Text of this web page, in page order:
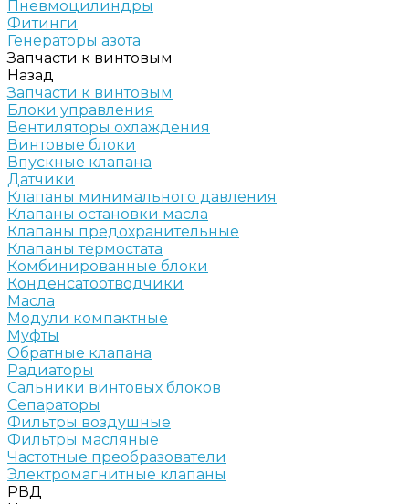
Пневмоцилиндры
Фитинги
Генераторы азота
Запчасти к винтовым
Назад
Запчасти к винтовым
Блоки управления
Вентиляторы охлаждения
Винтовые блоки
Впускные клапана
Датчики
Клапаны минимального давления
Клапаны остановки масла
Клапаны предохранительные
Клапаны термостата
Комбинированные блоки
Конденсатоотводчики
Масла
Модули компактные
Муфты
Обратные клапана
Радиаторы
Сальники винтовых блоков
Сепараторы
Фильтры воздушные
Фильтры масляные
Частотные преобразователи
Электромагнитные клапаны
РВД